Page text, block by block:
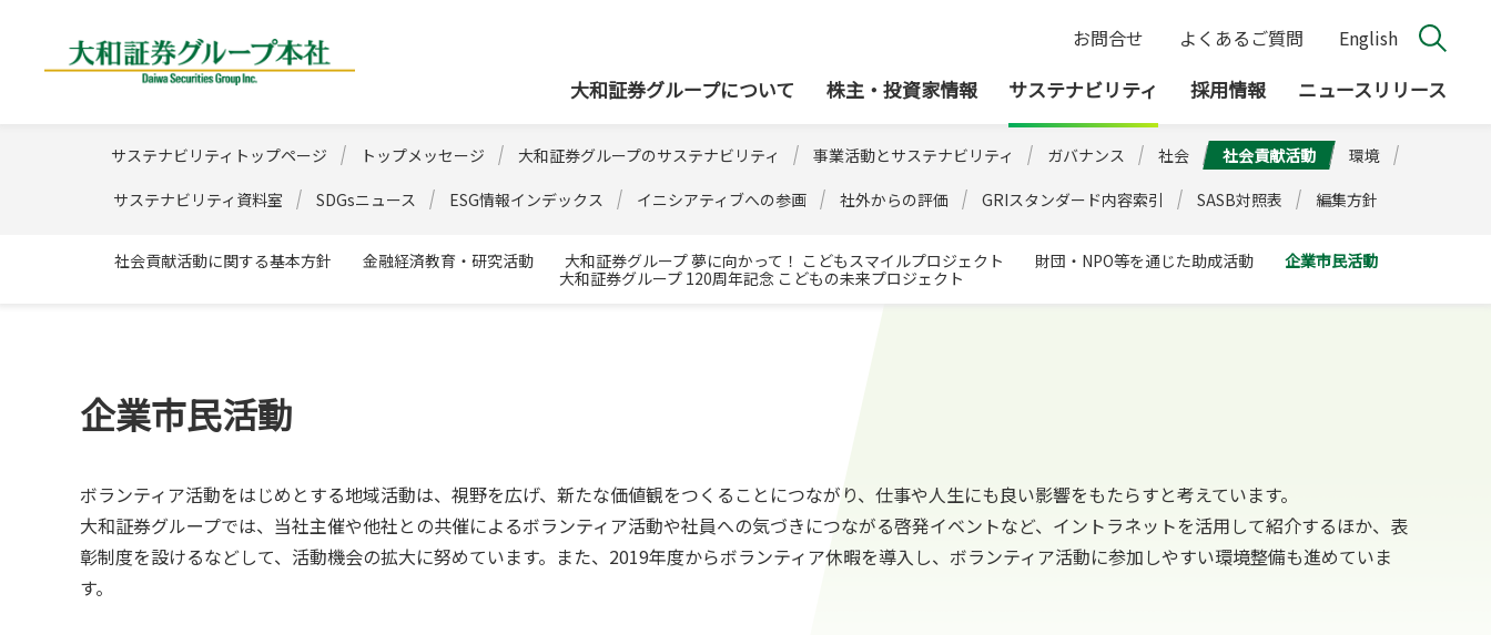
お問合せ よくあるご質問 English
大和証券グループについて 株主・投資家情報 サステナビリティ 採用情報 ニュースリリース
サステナビリティトップページ トップメッセージ 大和証券グループのサステナビリティ 事業活動とサステナビリティ ガバナンス 社会 社会貢献活動
環境
サステナビリティ資料室
SDGsニュース ESG情報インデックス イニシアティブへの参画 社外からの評価 GRIスタンダード内容索引 SASB対照表 編集方針
社会貢献活動に関する基本方針 金融経済教育・研究活動 大和証券グループ 夢に向かって！ こどもスマイルプロジェクト 財団・NPO等を通じた助成活動
企業市民活動
大和証券グループ 120周年記念 こどもの未来プロジェクト
企業市民活動
ボランティア活動をはじめとする地域活動は、視野を広げ、新たな価値観をつくることにつながり、仕事や人生にも良い影響をもたらすと考えています。
大和証券グループでは、当社主催や他社との共催によるボランティア活動や社員への気づきにつながる啓発イベントなど、イントラネットを活用して紹介するほか、表
彰制度を設けるなどして、活動機会の拡大に努めています。また、2019年度からボランティア休暇を導入し、ボランティア活動に参加しやすい環境整備も進めていま
す。